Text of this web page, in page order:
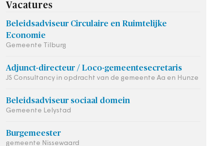
Vacatures
Beleidsadviseur Circulaire en Ruimtelijke
Economie
Gemeente Tilburg
Adjunct-directeur / Loco-gemeentesecretaris
JS Consultancy in opdracht van de gemeente Aa en Hunze
Beleidsadviseur sociaal domein
Gemeente Lelystad
Burgemeester
gemeente Nissewaard